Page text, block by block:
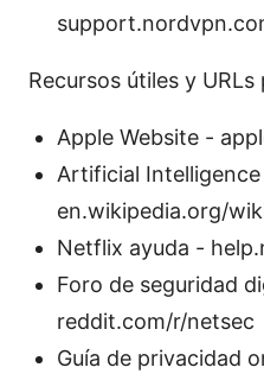
Recursos útiles y
Apple Website -
Artificial
en.wikipedia.org/
Netflix ayuda -
Foro de seguridad
reddit.com/r/netsec
Guía de privacidad